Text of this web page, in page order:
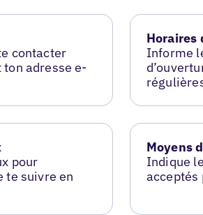
contacter
adresse e-
Horaires
Informe
pour
te suivre en
Moyens
Indique
acceptés